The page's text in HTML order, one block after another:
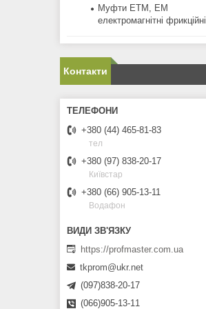
Муфти ЕТМ, ЕМ
електромагнітні фрикційні
Контакти
+380 (44) 465-81-83
тел
+380 (97) 838-20-17
Київстар
+380 (66) 905-13-11
Водафон
https://profmaster.com.ua
tkprom@ukr.net
(097)838-20-17
(066)905-13-11